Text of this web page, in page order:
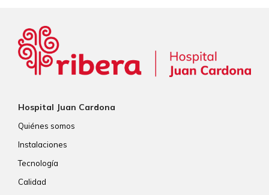
Hospital Juan Cardona
Quiénes somos
Instalaciones
Tecnología
Calidad